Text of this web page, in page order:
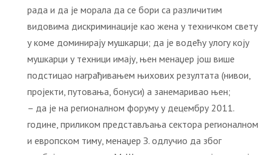
рада и да је морала да се бори са различитим
видовима дискриминације као жена у техничком свету
у коме доминирају мушкарци; да је водећу улогу коју
мушкарци у техници имају, њен менаџер још више
подстицао награђивањем њихових резултата (нивои,
пројекти, путовања, бонуси) а занемаривао њен;
– да је на регионалном форуму у децембру 2011.
године, приликом представљања сектора регионалном
и европском тиму, менаџер З. одлучио да због